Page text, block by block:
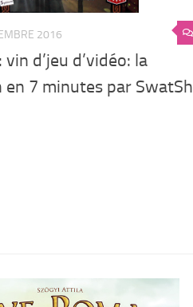
2016
d’jeu d’vidéo: la
7 minutes par SwatSh